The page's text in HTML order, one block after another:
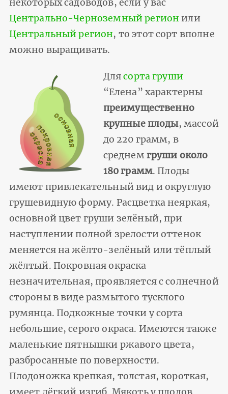
некоторых садоводов, если у вас
Центрально-Черноземный регион или
Центральный регион, то этот сорт вполне
можно выращивать.
Длясорта груши
“Елена” характерны
преимущественно
крупные плоды, массой
до 220 грамм, в
среднемгруши около
180 грамм. Плоды
имеют привлекательный вид и округлую
грушевидную форму. Расцветка неяркая,
основной цвет груши зелёный, при
наступлении полной зрелости оттенок
меняется на жёлто-зелёный или тёплый
жёлтый. Покровная окраска
незначительная, проявляется с солнечной
стороны в виде размытого тусклого
румянца. Подкожные точки у сорта
небольшие, серого окраса. Имеются также
маленькие пятнышки ржавого цвета,
разбросанные по поверхности.
Плодоножка крепкая, толстая, короткая,